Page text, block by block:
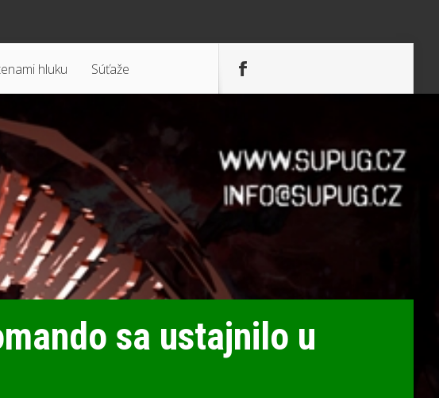
hluku Súťaže
sa ustajnilo u